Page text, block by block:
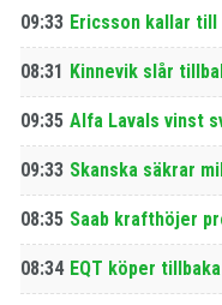
09:33 Ericsson kallar till
08:31 Kinnevik slår
09:35 Alfa Lavals vinst
09:33 Skanska säkrar
08:35 Saab krafthöjer
08:34 EQT köper